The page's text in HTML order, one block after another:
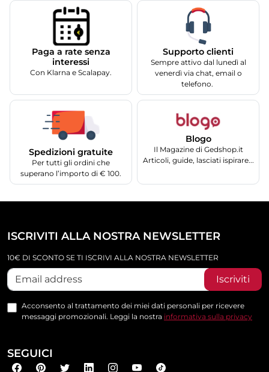
Paga a rate senza
interessi
Con Klarna e Scalapay.
Supporto clienti
Sempre attivo dal lunedì al
venerdì via chat, email o
telefono.
Spedizioni gratuite
Per tutti gli ordini che
superano l’importo di € 100.
Blogo
Il Magazine di Gedshop.it
Articoli, guide, lasciati ispirare...
ISCRIVITI ALLA NOSTRA NEWSLETTER
10€ DI SCONTO SE TI ISCRIVI ALLA NOSTRA NEWSLETTER
Iscriviti
Acconsento al trattamento dei miei dati personali per ricevere
messaggi promozionali. Leggi la nostra informativa sulla privacy
SEGUICI